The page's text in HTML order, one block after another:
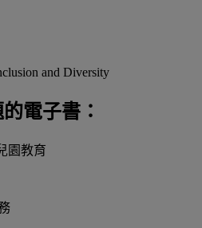
and Diversity
電子書：
園教育